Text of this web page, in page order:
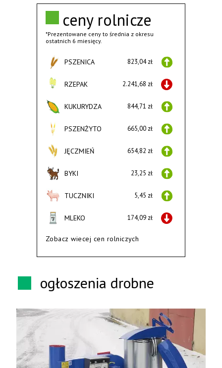
ceny rolnicze
*Prezentowane ceny to średnia z okresu
ostatnich 6 miesięcy.
PSZENICA 823,04 zł
RZEPAK 2.241,68 zł
KUKURYDZA 844,71 zł
PSZENŻYTO 665,00 zł
JĘCZMIEŃ 654,82 zł
BYKI 23,25 zł
TUCZNIKI 5,45 zł
MLEKO 174,09 zł
Zobacz wiecej cen rolniczych
ogłoszenia drobne